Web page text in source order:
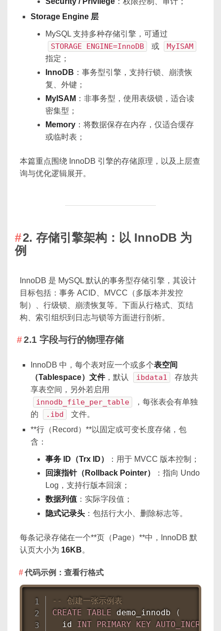
Storage Engine 层
MySQL 支持多种存储引擎，可通过
STORAGE ENGINE=InnoDB 或 MyISAM
指定；
InnoDB ：事务型引擎，支持行锁、崩溃恢
复、外键；
MyISAM ：非事务型，使用表级锁，适合读
密集型；
Memory ：将数据保存在内存，仅适合缓存
或临时表；
本篇重点围绕 InnoDB 引擎的存储原理，以及上层查
询与优化逻辑展开。
2. 存储引擎架构：以 InnoDB 为
例
InnoDB 是 MySQL 默认的事务型存储引擎，其设计
目标包括：事务 ACID、MVCC（多版本并发控
制）、行级锁、崩溃恢复等。下面从行格式、页结
构、索引组织到日志与锁等方面进行剖析。
2.1 字段与行的物理存储
InnoDB 中，每个表对应一个或多个表空间
（Tablespace）文件，默认 ibdata1
存放共
享表空间，另外若启用
innodb_file_per_table
，每张表会有单独
的
.ibd
文件。
**行（Record）**以固定或可变长度存储，包
含：
事务 ID（Trx ID）
：用于 MVCC 版本控制；
回滚指针（Rollback Pointer）
：指向 Undo
Log，支持行版本回滚；
数据列值 ：实际字段值；
隐式记录头 ：包括行大小、删除标志等。
每条记录存储在一个**页（Page）**中，InnoDB 默
认页大小为 16KB。
代码示例：查看行格式
-- 创建一张示例表
CREATE TABLE demo_innodb
(
  id
INT PRIMARY KEY